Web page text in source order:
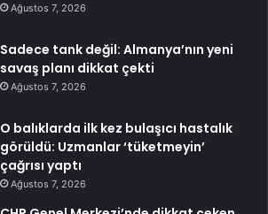
Ağustos 7, 2026
Sadece tank değil: Almanya’nın yeni
savaş planı dikkat çekti
Ağustos 7, 2026
O balıklarda ilk kez bulaşıcı hastalık
görüldü: Uzmanlar ‘tüketmeyin’
çağrısı yaptı
Ağustos 7, 2026